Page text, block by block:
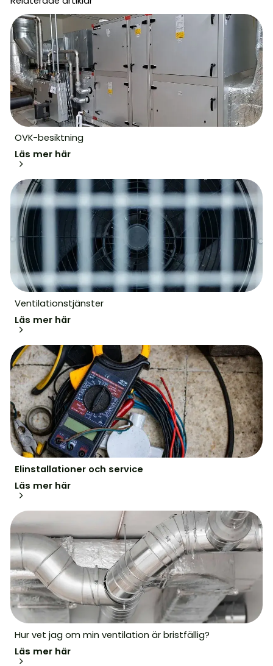
OVK-besiktning
Läs mer här
Ventilationstjänster
Läs mer här
Elinstallationer och service
Läs mer här
Hur vet jag om min ventilation är bristfällig?
Läs mer här